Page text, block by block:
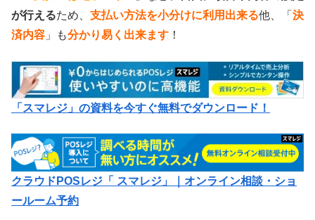
が行えるため、 支払い方法を小分けに利用出来る他、「 決
済内容 」も分かり易く出来ます ！
「スマレジ」の資料を今すぐ無料でダウンロード！
クラウドPOSレジ「 スマレジ」｜オンライン相談・ショ
ールーム予約